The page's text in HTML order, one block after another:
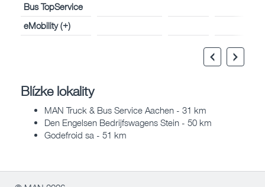
Bus TopService
eMobility (+)
Blízke lokality
MAN Truck & Bus Service Aachen - 31 km
Den Engelsen Bedrijfswagens Stein - 50 km
Godefroid sa - 51 km